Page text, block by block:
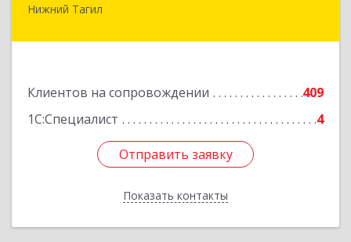
Нижний Тагил
Клиентов на сопровождении
409
1С:Специалист
4
Отправить заявку
Показать контакты
622030, Свердловская обл, Нижний Тагил г,
Отправить заявку
Назад